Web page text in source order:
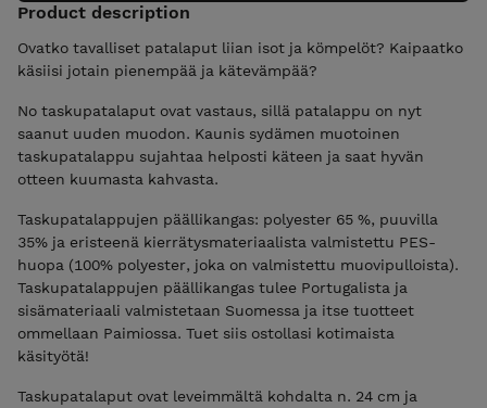
Product description
Ovatko tavalliset patalaput liian isot ja kömpelöt? Kaipaatko
käsiisi jotain pienempää ja kätevämpää?
No taskupatalaput ovat vastaus, sillä patalappu on nyt
saanut uuden muodon. Kaunis sydämen muotoinen
taskupatalappu sujahtaa helposti käteen ja saat hyvän
otteen kuumasta kahvasta.
Taskupatalappujen päällikangas: polyester 65 %, puuvilla
35% ja eristeenä kierrätysmateriaalista valmistettu PES-
huopa (100% polyester, joka on valmistettu muovipulloista).
Taskupatalappujen päällikangas tulee Portugalista ja
sisämateriaali valmistetaan Suomessa ja itse tuotteet
ommellaan Paimiossa. Tuet siis ostollasi kotimaista
käsityötä!
Taskupatalaput ovat leveimmältä kohdalta n. 24 cm ja